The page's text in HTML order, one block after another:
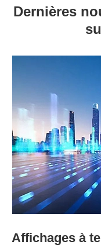
Dernières
Affichages à